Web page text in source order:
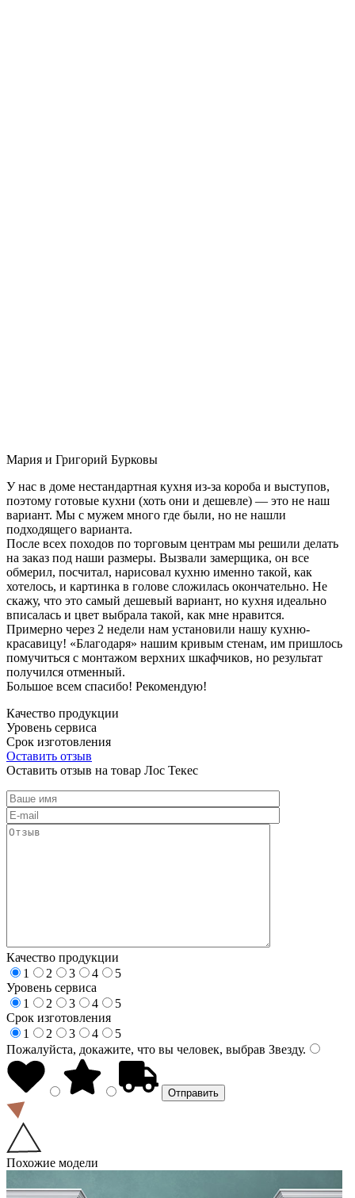
Мария и Григорий Бурковы
У нас в доме нестандартная кухня из-за короба и выступов,
поэтому готовые кухни (хоть они и дешевле) — это не наш
вариант. Мы с мужем много где были, но не нашли
подходящего варианта.
После всех походов по торговым центрам мы решили делать
на заказ под наши размеры. Вызвали замерщика, он все
обмерил, посчитал, нарисовал кухню именно такой, как
хотелось, и картинка в голове сложилась окончательно. Не
скажу, что это самый дешевый вариант, но кухня идеально
вписалась и цвет выбрала такой, как мне нравится.
Примерно через 2 недели нам установили нашу кухню-
красавицу! «Благодаря» нашим кривым стенам, им пришлось
помучиться с монтажом верхних шкафчиков, но результат
получился отменный.
Большое всем спасибо! Рекомендую!
Качество продукции
Уровень сервиса
Срок изготовления
Оставить отзыв
Оставить отзыв на товар Лос Текес
Качество продукции
1
2 3 4
5
Уровень сервиса
1
2 3 4
5
Срок изготовления
1
2 3 4
5
Пожалуйста, докажите, что вы человек, выбрав Звезду.
Похожие модели